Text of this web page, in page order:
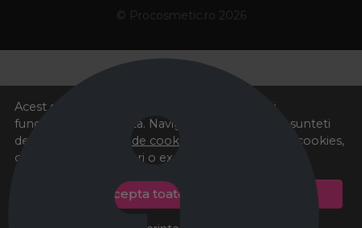
Acest site foloseste cookies pentru a va oferi
functionalitatea dorita. Navigand in continuare, sunteti
de acord cu
Politica de cookies
si cu plasarea de cookies,
cu scopul de a va oferi o experienta imbunatatita.
Accepta toate cookie-urile
© Procosmetic.ro 2026